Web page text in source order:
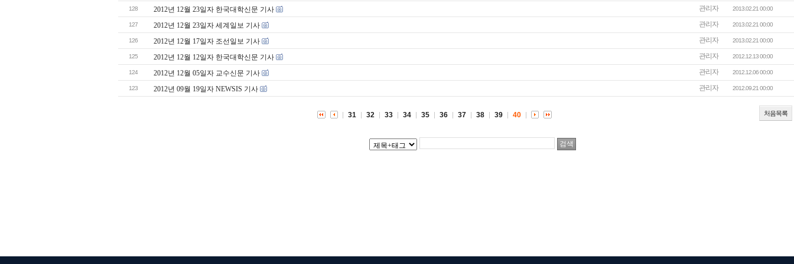
128 2012년 12월 23일자 한국대학신문 기사 관리자 2013.02.21 00:00
127 2012년 12월 23일자 세계일보 기사 관리자 2013.02.21 00:00
126 2012년 12월 17일자 조선일보 기사 관리자 2013.02.21 00:00
125 2012년 12월 12일자 한국대학신문 기사 관리자 2012.12.13 00:00
124 2012년 12월 05일자 교수신문 기사 관리자 2012.12.06 00:00
123 2012년 09월 19일자 NEWSIS 기사 관리자 2012.09.21 00:00
처음목록
31 32 33 34 35 36 37 38 39 40